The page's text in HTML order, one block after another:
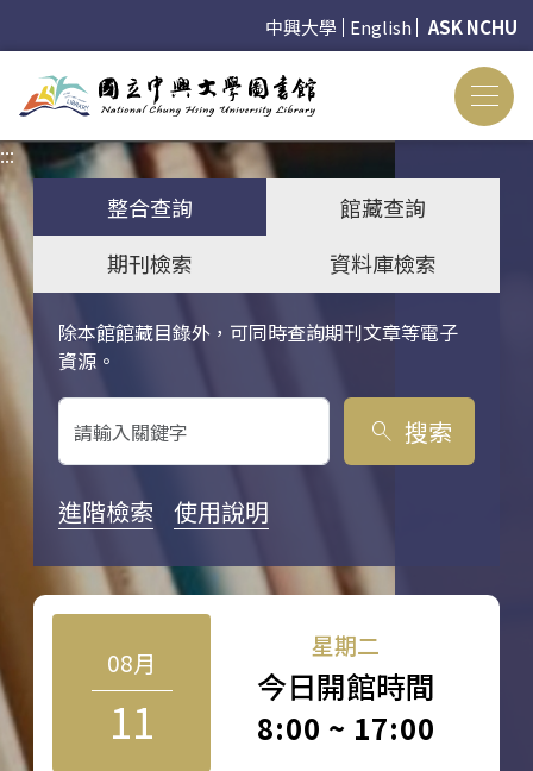
中興大學 English ASK NCHU
:::
整合查詢
館藏查詢
期刊檢索
資料庫檢索
除本館館藏目錄外，可同時查詢期刊文章等電子
資源。
關鍵字搜尋
search 搜索
進階檢索 使用說明
08月
11
星期二
今日開館時間
8:00 ~ 17:00